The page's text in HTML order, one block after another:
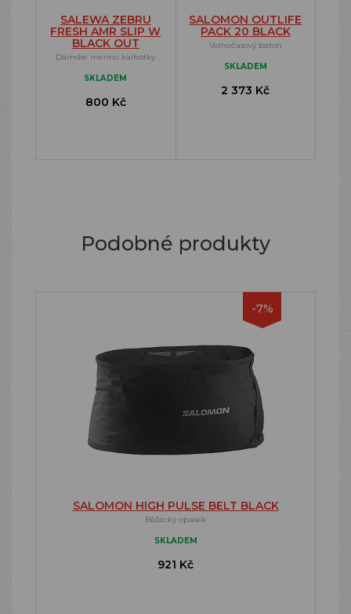
SALEWA ZEBRU
FRESH AMR SLIP W
BLACK OUT
Dámské merino kalhotky
SKLADEM
800 Kč
SALOMON OUTLIFE
PACK 20 BLACK
Volnočasový batoh
SKLADEM
2 373 Kč
Podobné produkty
-7%
SALOMON HIGH PULSE BELT BLACK
Běžecký opasek
SKLADEM
921 Kč